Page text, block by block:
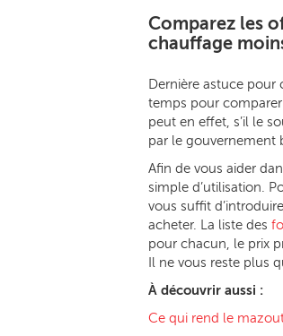
Comparez les
chauffage
Dernière astuce
temps pour
peut en effet, s’il le
par le gouvernement
Afin de vous aider
simple d’utilisation.
vous suffit
acheter. La liste des
pour chacun, le prix
Il ne vous reste plus
À découvrir aussi :
Ce qui rend le